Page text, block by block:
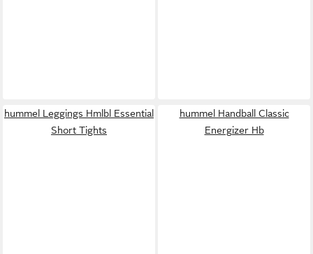
hummel Leggings Hmlbl Essential
Short Tights
hummel Handball Classic
Energizer Hb